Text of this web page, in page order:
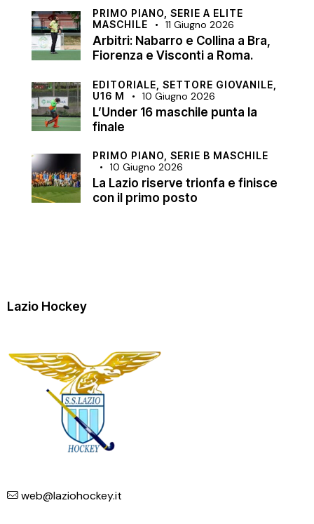
PRIMO PIANO, SERIE A ELITE
MASCHILE
11 Giugno 2026
Arbitri: Nabarro e Collina a Bra,
Fiorenza e Visconti a Roma.
EDITORIALE, SETTORE GIOVANILE,
U16 M
10 Giugno 2026
L’Under 16 maschile punta la
finale
PRIMO PIANO, SERIE B MASCHILE
10 Giugno 2026
La Lazio riserve trionfa e finisce
con il primo posto
Lazio Hockey
web@laziohockey.it